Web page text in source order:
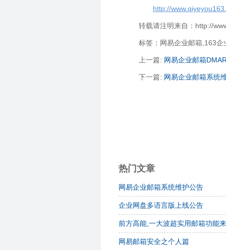
http://
转载请注明来自：http://
标签：网易企业邮箱,163
上一篇: 网易企业邮箱
下一篇: 网易企业邮箱系统
热门文章
网易企业邮箱系统维护公告
企业网盘多语言版上线公告
前方高能,一大波超实用邮箱功能
网易邮箱安全之个人篇